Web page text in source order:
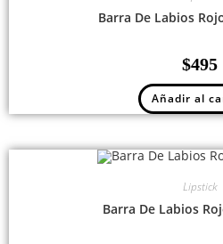
Barra De Labios
$495
Añadir al
Lipstick
Barra De Labios